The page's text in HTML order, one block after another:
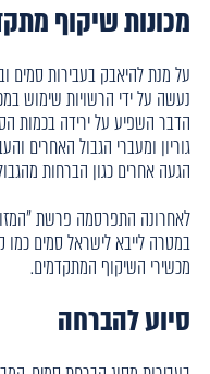
מכונות שיקוף
על מנת להיאבק בעבירות סמים
נעשה על ידי הרשויות שימוש
הדבר השפיע על ירידה בכמות
גוריון ומעברי הגבול האחרים
הגעה אחרים כגון הברחות
לאחרונה התפרסמה פרשת
במטרה לייבא לישראל סמים כמו
מכשירי השיקוף המתקדמים.
סיוע להברחה